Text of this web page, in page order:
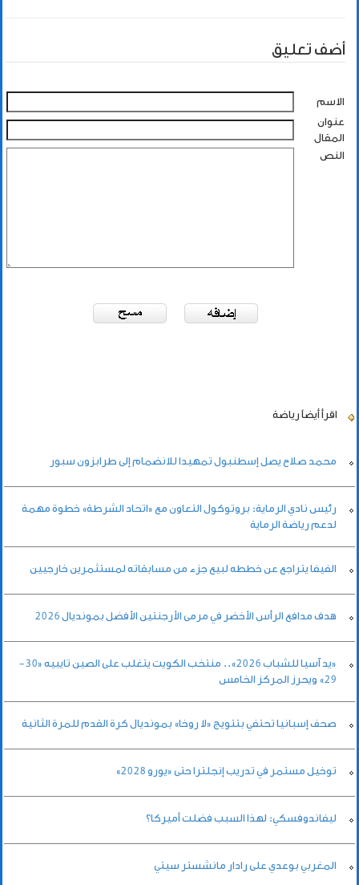
أضف تعليق
الاسم
عنوان
المقال
النص
اقرأ أيضاً رياضة
محمد صلاح يصل إسطنبول تمهيدا للانضمام إلى طرابزون سبور
رئيس نادي الرماية: بروتوكول التعاون مع «اتحاد الشرطة» خطوة مهمة
لدعم رياضة الرماية
الفيفا يتراجع عن خططه لبيع جزء من مسابقاته لمستثمرين خارجيين
هدف مدافع الرأس الأخضر في مرمى الأرجنتين الأفضل بمونديال 2026
«يد آسيا للشباب 2026».. منتخب الكويت يتغلب على الصين تايبيه «30-
29» ويحرز المركز الخامس
صحف إسبانيا تحتفي بتتويج «لا روخا» بمونديال كرة القدم للمرة الثانية
توخيل مستمر في تدريب إنجلترا حتى «يورو 2028»
ليفاندوفسكي: لهذا السبب فضلت أميركا؟
المغربي بوعدي على رادار مانشستر سيتي